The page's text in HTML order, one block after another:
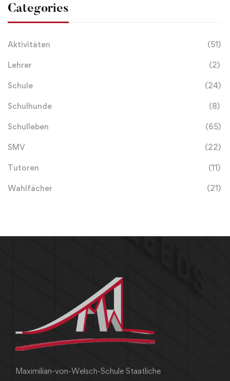
Categories
Aktivitäten (51)
Lehrer (2)
Schule (24)
Schulhunde (8)
Schulleben (65)
SMV (22)
Tutoren (11)
Wahlfächer (21)
Maximilian-von-Welsch-Schule Staatliche